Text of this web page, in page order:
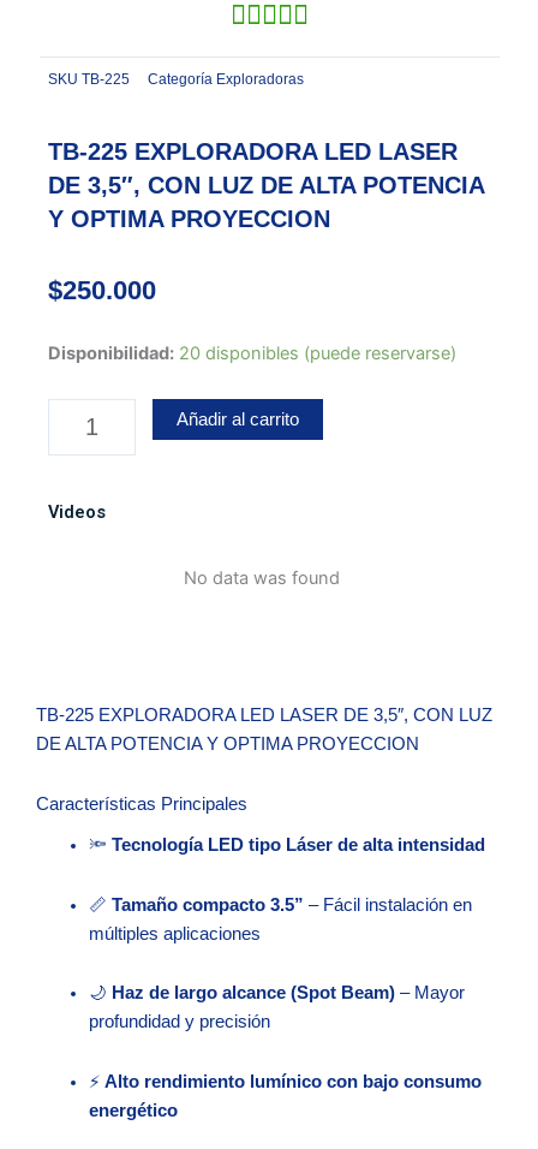
SKU TB-225 Categoría Exploradoras
TB-225 EXPLORADORA LED LASER
DE 3,5″, CON LUZ DE ALTA POTENCIA
Y OPTIMA PROYECCION
$250.000
Disponibilidad: 20 disponibles (puede reservarse)
TB-
3,5",
OPTIMA
PROYECCION
Añadir al carrito
Videos
No data was found
TB-225 EXPLORADORA LED LASER DE 3,5″, CON LUZ
DE ALTA POTENCIA Y OPTIMA PROYECCION
Características Principales
🔦 Tecnología LED tipo Láser de alta intensidad
📏 Tamaño compacto 3.5” – Fácil instalación en
múltiples aplicaciones
🌙 Haz de largo alcance (Spot Beam)– Mayor
profundidad y precisión
⚡ Alto rendimiento lumínico con bajo consumo
energético